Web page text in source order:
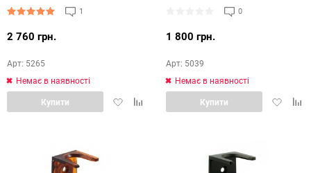
1
2 760 грн.
Арт: 5265
Немає в наявності
ДодатиДодати
Купити
0
1 800 грн.
Арт: 5039
Немає в наявності
Додати
Купити